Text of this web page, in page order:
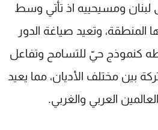
لبنان ومسيحييه اذ تأتي وسط
وتعيد صياغة الدور
كنموذج حيّ للتسامح وتفاعل
بين مختلف الأديان، مما يعيد
العربي والغربي.